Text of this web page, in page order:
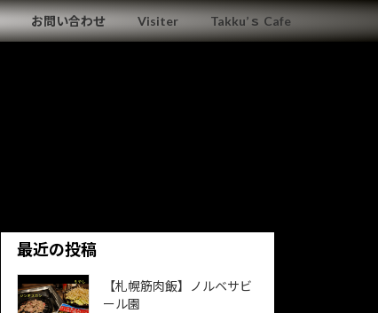
お問い合わせ Visiter Takku’ｓ Cafe
最近の投稿
【札幌筋肉飯】ノルベサビ
ール園